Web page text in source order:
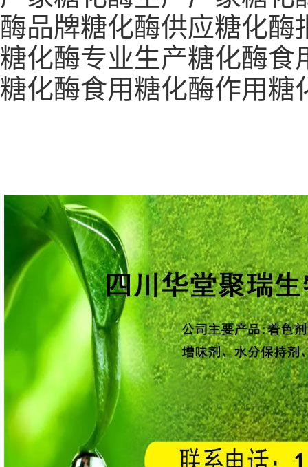
酶品牌糖化酶供应糖化
糖化酶专业生产糖化酶食
糖化酶食用糖化酶作用